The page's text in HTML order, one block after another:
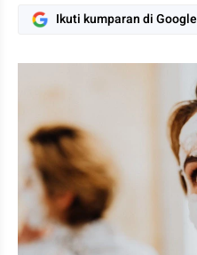
Ikuti kumparan di Google